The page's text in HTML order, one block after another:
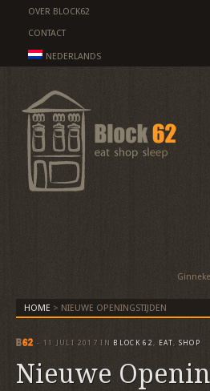
OVER BLOCK62
CONTACT
NEDERLANDS
HOME > NIEUWE OPENINGSTIJDEN
- 11 JULI 2017 IN BLOCK 62, EAT, SHOP
Nieuwe